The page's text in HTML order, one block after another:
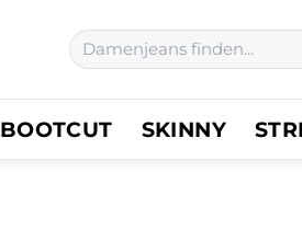
Suchen
nach:
BOOTCUT SKINNY